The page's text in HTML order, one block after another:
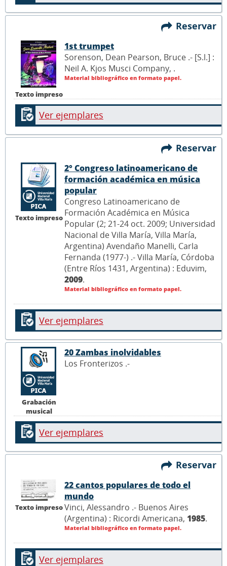
Reservar
Texto impreso
1st trumpet
Sorenson, Dean Pearson, Bruce .- [S.l.] :
Neil A. Kjos Musci Company, .
Material bibliográfico en formato papel.
Ver ejemplares
Reservar
Texto impreso
2° Congreso latinoamericano de
formación académica en música
popular
Congreso Latinoamericano de
Formación Académica en Música
Popular (2; 21-24 oct. 2009; Universidad
Nacional de Villa María, Villa María,
Argentina) Avendaño Manelli, Carla
Fernanda (1977-) .- Villa María, Córdoba
(Entre Ríos 1431, Argentina) : Eduvim,
2009.
Material bibliográfico en formato papel.
Ver ejemplares
Grabación
musical
20 Zambas inolvidables
Los Fronterizos .-
Ver ejemplares
Reservar
Texto impreso
22 cantos populares de todo el
mundo
Vinci, Alessandro .- Buenos Aires
(Argentina) : Ricordi Americana, 1985.
Material bibliográfico en formato papel.
Ver ejemplares